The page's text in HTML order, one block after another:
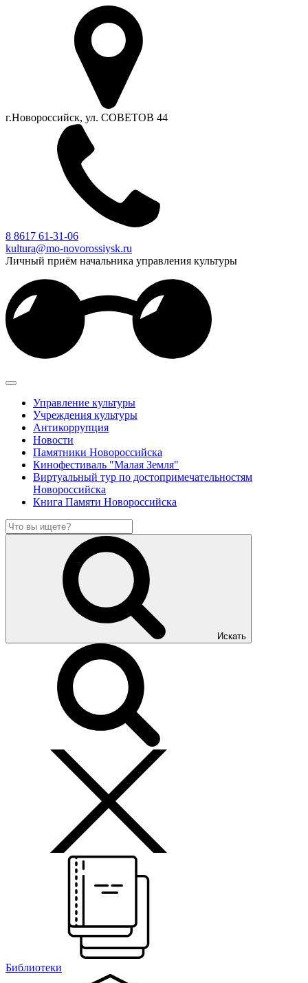
г.Новороссийск, ул. СОВЕТОВ 44
8 8617 61-31-06
kultura@mo-novorossiysk.ru
Личный приём начальника управления культуры
Управление культуры
Учреждения культуры
Антикоррупция
Новости
Памятники Новороссийска
Кинофестиваль "Малая Земля"
Виртуальный тур по достопримечательностям
Новороссийска
Книга Памяти Новороссийска
Искать
Библиотеки